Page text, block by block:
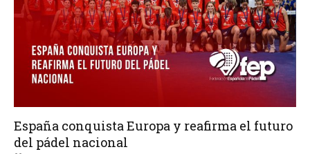
España conquista Europa y reafirma el futuro
del pádel nacional